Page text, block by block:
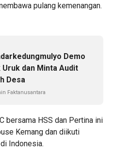
pulang kemenangan.
Demo
dan Minta Audit
Desa
Faktanusantara
bersama HSS dan Pertina ini
Kemang dan diikuti
Indonesia.